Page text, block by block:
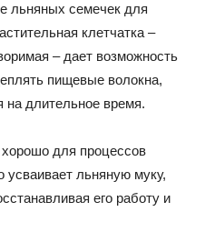
льняных семечек для
клетчатка –
– дает возможность
пищевые волокна,
на длительное время.
для процессов
усваивает льняную муку,
его работу и